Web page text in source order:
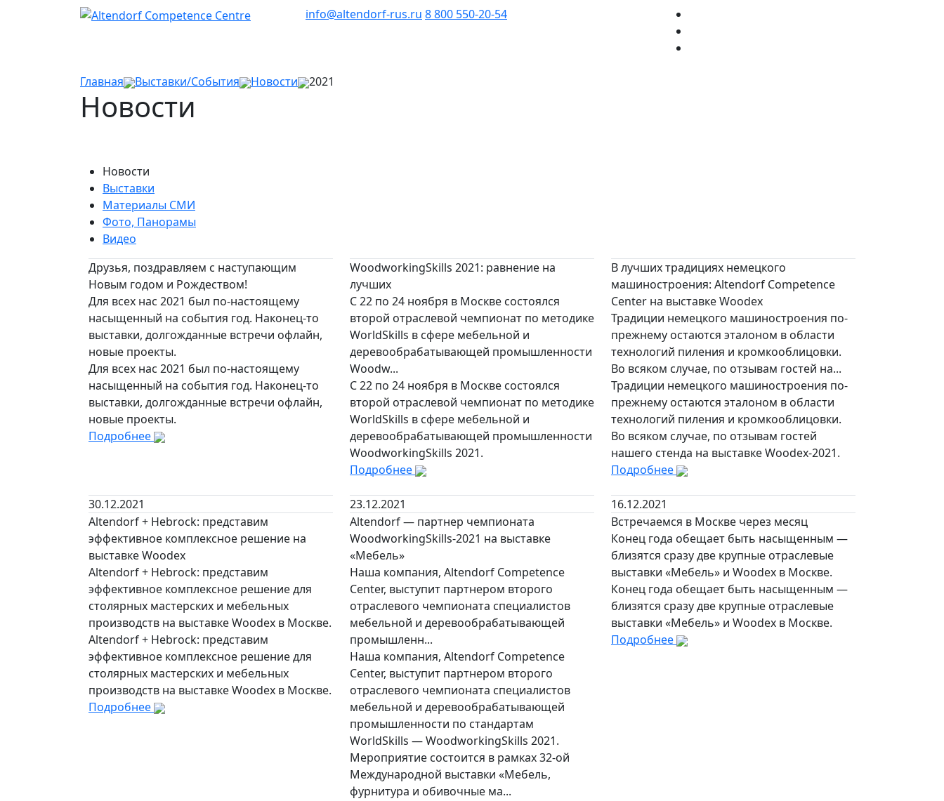
info@altendorf-rus.ru 8 800 550-20-54
Главная Выставки/События Новости 2021
Новости
Новости
Выставки
Материалы СМИ
Фото, Панорамы
Видео
Друзья, поздравляем с наступающим
Новым годом и Рождеством!
Для всех нас 2021 был по-настоящему
насыщенный на события год. Наконец-то
выставки, долгожданные встречи офлайн,
новые проекты.
Для всех нас 2021 был по-настоящему
насыщенный на события год. Наконец-то
выставки, долгожданные встречи офлайн,
новые проекты.
Подробнее
30.12.2021
WoodworkingSkills 2021: равнение на
лучших
С 22 по 24 ноября в Москве состоялся
второй отраслевой чемпионат по методике
WorldSkills в сфере мебельной и
деревообрабатывающей промышленности
Woodw...
С 22 по 24 ноября в Москве состоялся
второй отраслевой чемпионат по методике
WorldSkills в сфере мебельной и
деревообрабатывающей промышленности
WoodworkingSkills 2021.
Подробнее
23.12.2021
В лучших традициях немецкого
машиностроения: Altendorf Competence
Center на выставке Woodex
Традиции немецкого машиностроения по-
прежнему остаются эталоном в области
технологий пиления и кромкооблицовки.
Во всяком случае, по отзывам гостей на...
Традиции немецкого машиностроения по-
прежнему остаются эталоном в области
технологий пиления и кромкооблицовки.
Во всяком случае, по отзывам гостей
нашего стенда на выставке Woodex-2021.
Подробнее
16.12.2021
Altendorf + Hebrock: представим
эффективное комплексное решение на
выставке Woodex
Altendorf + Hebrock: представим
эффективное комплексное решение для
столярных мастерских и мебельных
производств на выставке Woodex в Москве.
Altendorf + Hebrock: представим
эффективное комплексное решение для
столярных мастерских и мебельных
производств на выставке Woodex в Москве.
Подробнее
Altendorf — партнер чемпионата
WoodworkingSkills-2021 на выставке
«Мебель»
Наша компания, Altendorf Competence
Center, выступит партнером второго
отраслевого чемпионата специалистов
мебельной и деревообрабатывающей
промышленн...
Наша компания, Altendorf Competence
Center, выступит партнером второго
отраслевого чемпионата специалистов
мебельной и деревообрабатывающей
промышленности по стандартам
WorldSkills — WoodworkingSkills 2021.
Мероприятие состоится в рамках 32-ой
Международной выставки «Мебель,
фурнитура и обивочные ма...
Встречаемся в Москве через месяц
Конец года обещает быть насыщенным —
близятся сразу две крупные отраслевые
выставки «Мебель» и Woodex в Москве.
Конец года обещает быть насыщенным —
близятся сразу две крупные отраслевые
выставки «Мебель» и Woodex в Москве.
Подробнее